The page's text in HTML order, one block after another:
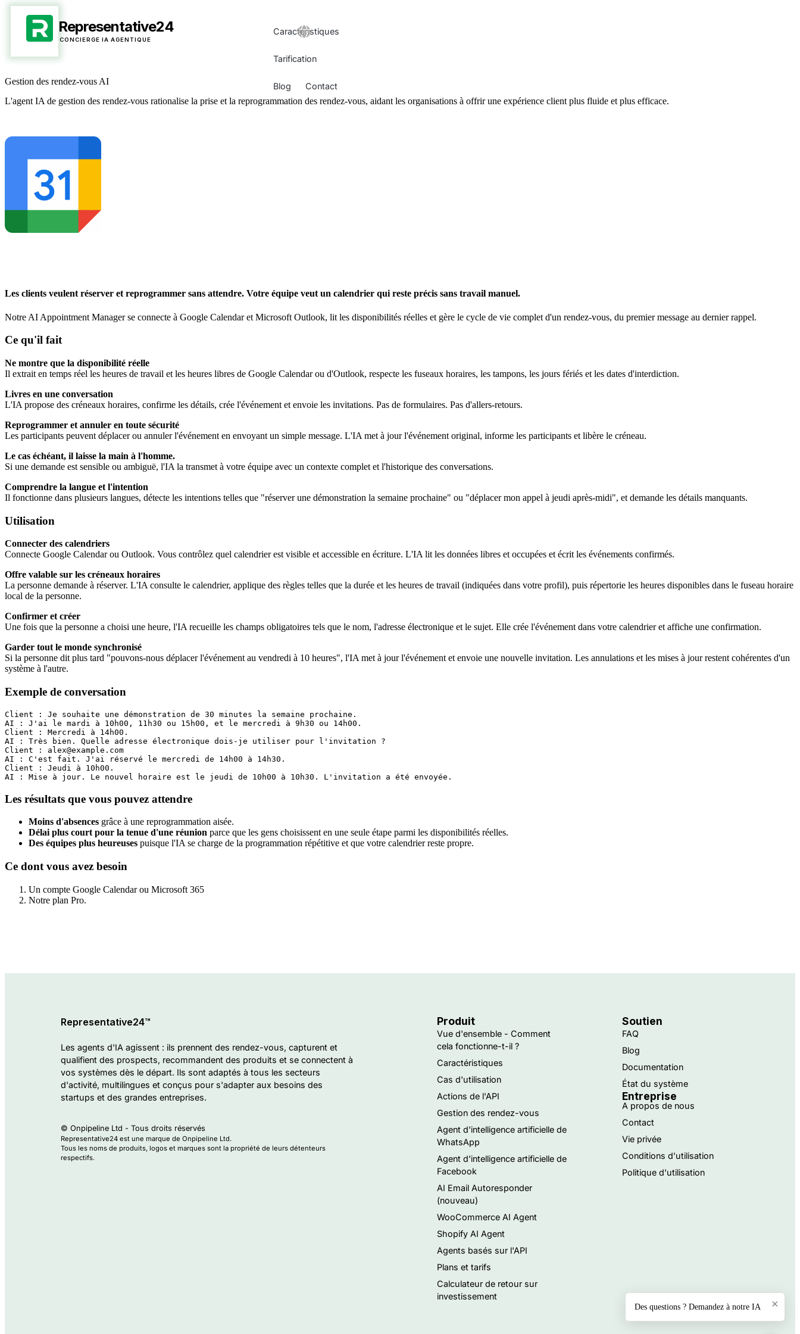
Representative24
CONCIERGE IA AGENTIQUE
Caractéristiques
Tarification
Blog Contact
GO
!
Gestion des rendez-vous AI
L'agent IA de gestion des rendez-vous rationalise la prise et la reprogrammation des rendez-vous, aidant les organisations à offrir une expérience client plus fluide et plus efficace.
Les clients veulent réserver et reprogrammer sans attendre. Votre équipe veut un calendrier qui reste précis sans travail manuel.
Notre AI Appointment Manager se connecte à Google Calendar et Microsoft Outlook, lit les disponibilités réelles et gère le cycle de vie complet d'un rendez-vous, du premier message au dernier rappel.
Ce qu'il fait
Ne montre que la disponibilité réelle
Il extrait en temps réel les heures de travail et les heures libres de Google Calendar ou d'Outlook, respecte les fuseaux horaires, les tampons, les jours fériés et les dates d'interdiction.
Livres en une conversation
L'IA propose des créneaux horaires, confirme les détails, crée l'événement et envoie les invitations. Pas de formulaires. Pas d'allers-retours.
Reprogrammer et annuler en toute sécurité
Les participants peuvent déplacer ou annuler l'événement en envoyant un simple message. L'IA met à jour l'événement original, informe les participants et libère le créneau.
Le cas échéant, il laisse la main à l'homme.
Si une demande est sensible ou ambiguë, l'IA la transmet à votre équipe avec un contexte complet et l'historique des conversations.
Comprendre la langue et l'intention
Il fonctionne dans plusieurs langues, détecte les intentions telles que "réserver une démonstration la semaine prochaine" ou "déplacer mon appel à jeudi après-midi", et demande les détails manquants.
Utilisation
Connecter des calendriers
Connecte Google Calendar ou Outlook. Vous contrôlez quel calendrier est visible et accessible en écriture. L'IA lit les données libres et occupées et écrit les événements confirmés.
Offre valable sur les créneaux horaires
La personne demande à réserver. L'IA consulte le calendrier, applique des règles telles que la durée et les heures de travail (indiquées dans votre profil), puis répertorie les heures disponibles dans le fuseau horaire
local de la personne.
Confirmer et créer
Une fois que la personne a choisi une heure, l'IA recueille les champs obligatoires tels que le nom, l'adresse électronique et le sujet. Elle crée l'événement dans votre calendrier et affiche une confirmation.
Garder tout le monde synchronisé
Si la personne dit plus tard "pouvons-nous déplacer l'événement au vendredi à 10 heures", l'IA met à jour l'événement et envoie une nouvelle invitation. Les annulations et les mises à jour restent cohérentes d'un
système à l'autre.
Exemple de conversation
Client : Je souhaite une démonstration de 30 minutes la semaine prochaine.
AI : J'ai le mardi à 10h00, 11h30 ou 15h00, et le mercredi à 9h30 ou 14h00.
Client : Mercredi à 14h00.
AI : Très bien. Quelle adresse électronique dois-je utiliser pour l'invitation ?
Client : alex@example.com
AI : C'est fait. J'ai réservé le mercredi de 14h00 à 14h30.
Client : Jeudi à 10h00.
AI : Mise à jour. Le nouvel horaire est le jeudi de 10h00 à 10h30. L'invitation a été envoyée.
Les résultats que vous pouvez attendre
Moins d'absences grâce à une reprogrammation aisée.
Délai plus court pour la tenue d'une réunion parce que les gens choisissent en une seule étape parmi les disponibilités réelles.
Des équipes plus heureuses puisque l'IA se charge de la programmation répétitive et que votre calendrier reste propre.
Ce dont vous avez besoin
Un compte Google Calendar ou Microsoft 365
Notre plan Pro.
Representative24™
Les agents d'IA agissent : ils prennent des rendez-vous, capturent et
qualifient des prospects, recommandent des produits et se connectent à
vos systèmes dès le départ. Ils sont adaptés à tous les secteurs
d'activité, multilingues et conçus pour s'adapter aux besoins des
startups et des grandes entreprises.
© Onpipeline Ltd - Tous droits réservés
Representative24 est une marque de Onpipeline Ltd.
Tous les noms de produits, logos et marques sont la propriété de leurs détenteurs
respectifs.
Produit
Vue d'ensemble - Comment
cela fonctionne-t-il ?
Caractéristiques
Cas d'utilisation
Actions de l'API
Gestion des rendez-vous
Agent d'intelligence artificielle de
WhatsApp
Agent d'intelligence artificielle de
Facebook
AI Email Autoresponder
(nouveau)
WooCommerce AI Agent
Shopify AI Agent
Agents basés sur l'API
Plans et tarifs
Calculateur de retour sur
investissement
Soutien
FAQ
Blog
Documentation
État du système
Entreprise
A propos de nous
Contact
Vie privée
Conditions d'utilisation
Politique d'utilisation
×
Des questions ? Demandez à notre IA